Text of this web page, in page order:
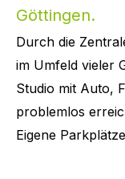
Göttingen.
Durch die
im Umfeld vieler
Studio mit Auto,
problemlos
Eigene